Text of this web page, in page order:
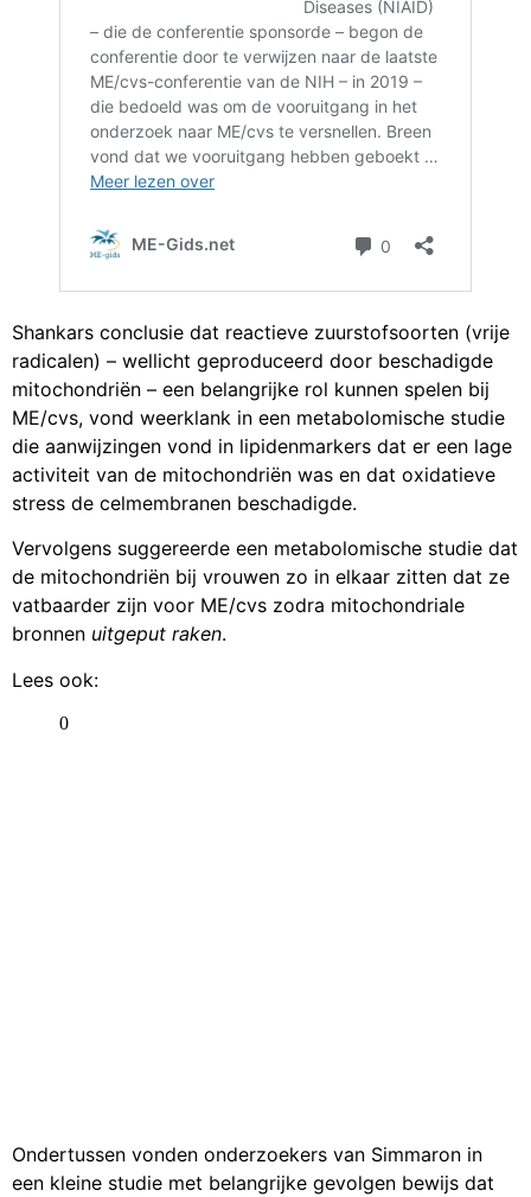
Shankars conclusie dat reactieve zuurstofsoorten (vrije
radicalen) – wellicht geproduceerd door beschadigde
mitochondriën – een belangrijke rol kunnen spelen bij
ME/cvs, vond weerklank in een metabolomische studie
die aanwijzingen vond in lipidenmarkers dat er een lage
activiteit van de mitochondriën was en dat oxidatieve
stress de celmembranen beschadigde.
Vervolgens suggereerde een metabolomische studie dat
de mitochondriën bij vrouwen zo in elkaar zitten dat ze
vatbaarder zijn voor ME/cvs zodra mitochondriale
bronnen uitgeput raken.
Lees ook:
Ondertussen vonden onderzoekers van Simmaron in
een kleine studie met belangrijke gevolgen bewijs dat